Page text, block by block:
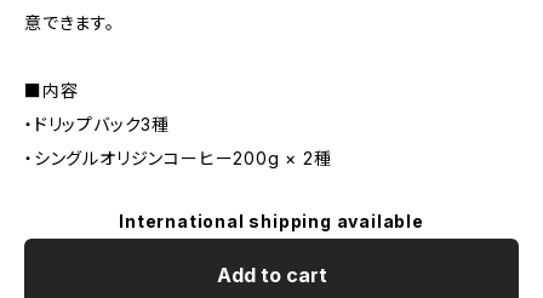
意できます。
■内容
・ドリップバック3種
・シングルオリジンコーヒー200g × 2種
International shipping available
Add to cart